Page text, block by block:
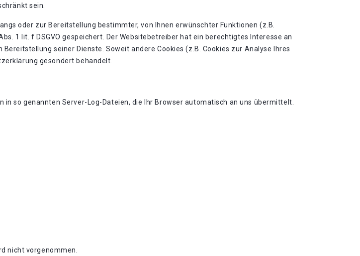
sein.
oder zur Bereitstellung bestimmter, von Ihnen erwünschter Funktionen (z.B.
1 lit. f DSGVO gespeichert. Der Websitebetreiber hat ein berechtigtes Interesse an
seiner Dienste. Soweit andere Cookies (z.B. Cookies zur Analyse Ihres
gesondert behandelt.
so genannten Server-Log-Dateien, die Ihr Browser automatisch an uns übermittelt.
nicht vorgenommen.